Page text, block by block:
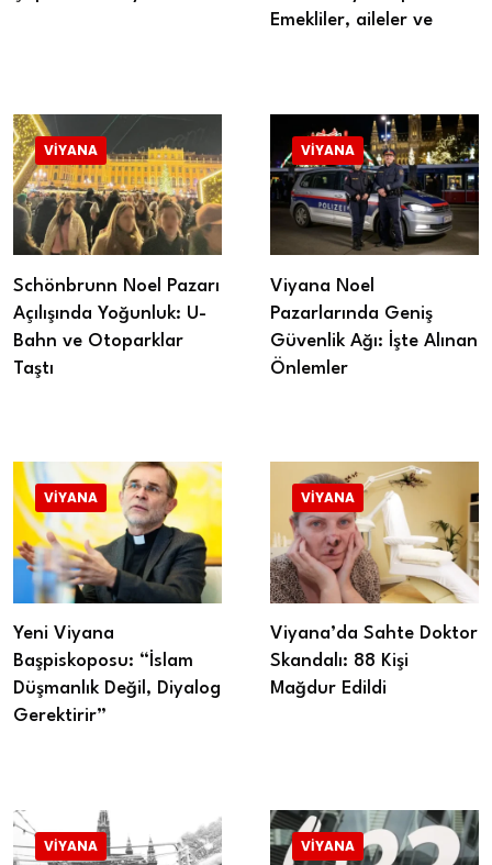
Emekliler, aileler ve
VIYANA
Schönbrunn Noel Pazarı
Açılışında Yoğunluk: U-
Bahn ve Otoparklar
Taştı
VIYANA
Viyana Noel
Pazarlarında Geniş
Güvenlik Ağı: İşte Alınan
Önlemler
VIYANA
Yeni Viyana
Başpiskoposu: “İslam
Düşmanlık Değil, Diyalog
Gerektirir”
VIYANA
Viyana’da Sahte Doktor
Skandalı: 88 Kişi
Mağdur Edildi
VIYANA VIYANA